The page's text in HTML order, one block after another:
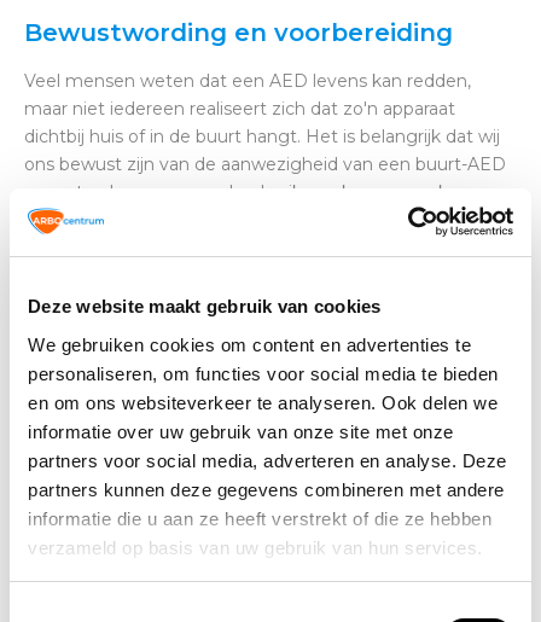
Deze website maakt gebruik van cookies
We gebruiken cookies om content en advertenties te
personaliseren, om functies voor social media te bieden
en om ons websiteverkeer te analyseren. Ook delen we
informatie over uw gebruik van onze site met onze
partners voor social media, adverteren en analyse. Deze
partners kunnen deze gegevens combineren met andere
informatie die u aan ze heeft verstrekt of die ze hebben
verzameld op basis van uw gebruik van hun services.
Bewustwording en voorbereiding
Veel mensen weten dat een AED levens kan redden,
maar niet iedereen realiseert zich dat zo'n apparaat
dichtbij huis of in de buurt hangt. Het is belangrijk dat wij
ons bewust zijn van de aanwezigheid van een buurt-AED
en weten hoe we er snel gebruik van kunnen maken.
toenemen? Elke minuut dat je wacht, daalt die kans met
van een AED, zo essentieel.
Wil je meer weten over het gebruik van AED’s of je
aanmelden als burgerhulpverlener? Kijk dan op onze
website voor meer informatie en trainingen. Hoe beter en
breder eenAEDingezet kan worden, hoe meer levens er
kunnen worden gered. De vraag “wie mag een AED
bedienen?” is dan ook eenvoudig: iedereen mag een AED
bedienen.